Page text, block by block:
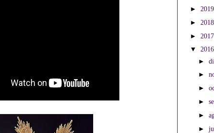
► 2019
► 2018
► 2017
▼ 2016
►
►
►
►
►
►